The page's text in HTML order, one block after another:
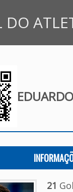
DO
21